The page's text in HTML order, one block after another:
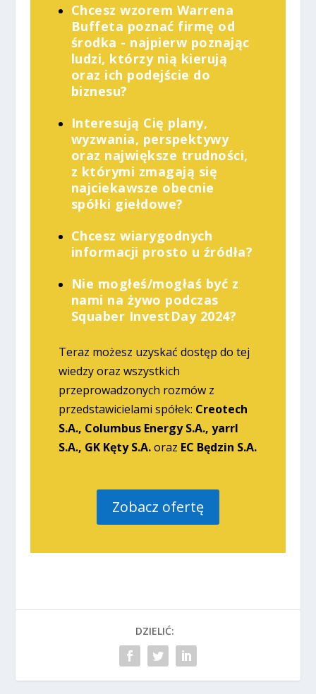
Chcesz wzorem Warrena
Buffeta poznać firmę od
środka - najpierw poznając
ludzi, którzy nią kierują
oraz ich podejście do
biznesu?
Interesują Cię plany,
wyzwania, perspektywy
oraz największe trudności,
z którymi zmagają się
najciekawsze obecnie
spółki giełdowe?
Chcesz wiarygodnych
informacji prosto u źródła?
Nie mogłeś/mogłaś być z
nami na żywo podczas
Squaber InvestDay 2024?
Teraz możesz uzyskać dostęp do tej
wiedzy oraz wszystkich
przeprowadzonych rozmów z
przedstawicielami spółek: Creotech
S.A., Columbus Energy S.A., yarrl
S.A., GK Kęty S.A.oraz EC Będzin S.A.
Zobacz ofertę
DZIELIĆ: